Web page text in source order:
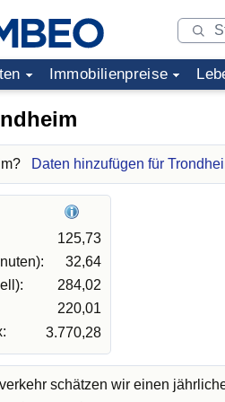
Immobilienpreise
Daten hinzufügen für
125,73
32,64
284,02
220,01
3.770,28
schätzen wir einen